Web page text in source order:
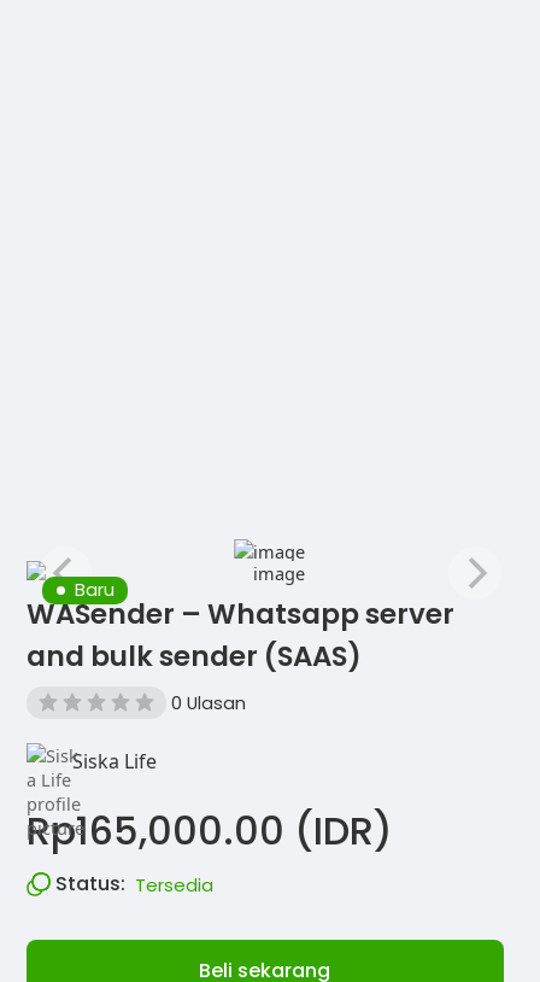
Baru
WASender – Whatsapp server
and bulk sender (SAAS)
0 Ulasan
Siska Life
Rp165,000.00 (IDR)
Status: Tersedia
Beli sekarang